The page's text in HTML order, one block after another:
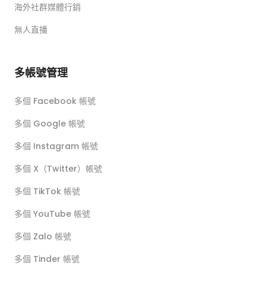
海外社群媒體行銷
無人直播
多帳號管理
多個 Facebook 帳號
多個 Google 帳號
多個 Instagram 帳號
多個 X（Twitter）帳號
多個 TikTok 帳號
多個 YouTube 帳號
多個 Zalo 帳號
多個 Tinder 帳號